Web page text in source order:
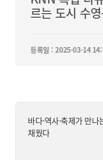
르는 도시 수
등록일 : 2025-03-14
바다·역사·축제가 만
채웠다